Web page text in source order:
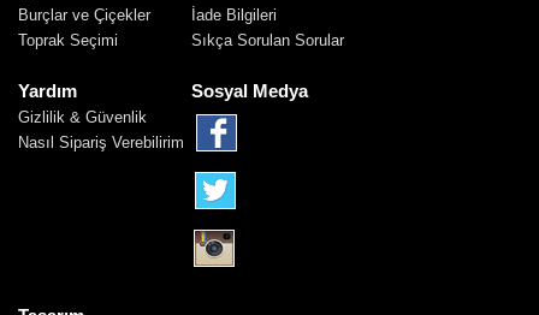
Burçlar ve Çiçekler
Toprak Seçimi
İade Bilgileri
Sıkça Sorulan Sorular
Yardım
Gizlilik & Güvenlik
Nasıl Sipariş Verebilirim
Sosyal Medya